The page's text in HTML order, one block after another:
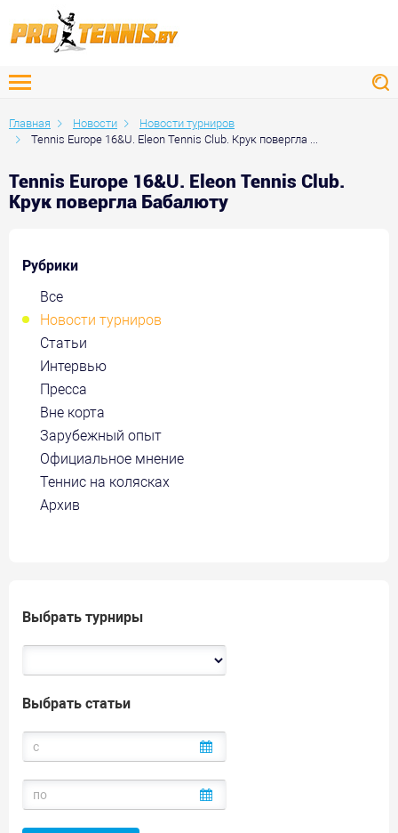
Главная Новости
Новости турниров
Tennis Europe 16&U. Eleon Tennis Club. Крук повергла ...
Tennis Europe 16&U. Eleon Tennis Club.
Крук повергла Бабалюту
Рубрики
Все
Новости турниров
Статьи
Интервью
Пресса
Вне корта
Зарубежный опыт
Официальное мнение
Теннис на колясках
Архив
Выбрать турниры
Выбрать статьи